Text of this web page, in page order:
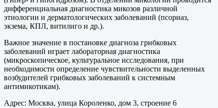
дифференциальная диагностика микозов различной
этиологии и дерматологических заболеваний (псориаз,
экзема, КПЛ, витилиго и др.).
Важное значение в постановке диагноза грибковых
заболеваний играет лабораторная диагностика
(микроскопическое, культуральное исследования, при
необходимости определение чувствительности выделенных
возбудителей грибковых заболеваний к системным
антимикотикам).
Адрес: Москва, улица Короленко, дом 3, строение 6